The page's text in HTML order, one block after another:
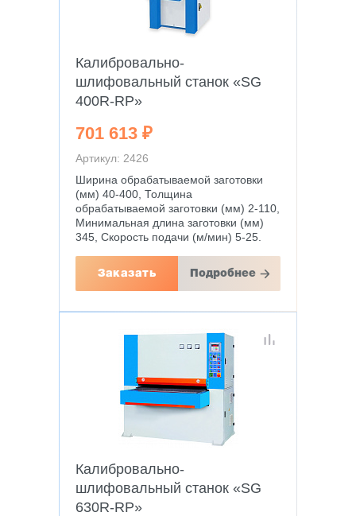
Калибровально-
шлифовальный станок «SG
400R-RP»
701 613 ₽
Артикул: 2426
Ширина обрабатываемой заготовки
(мм) 40-400, Толщина
обрабатываемой заготовки (мм) 2-110,
Минимальная длина заготовки (мм)
345, Скорость подачи (м/мин) 5-25.
Заказать Подробнее
Калибровально-
шлифовальный станок «SG
630R-RP»